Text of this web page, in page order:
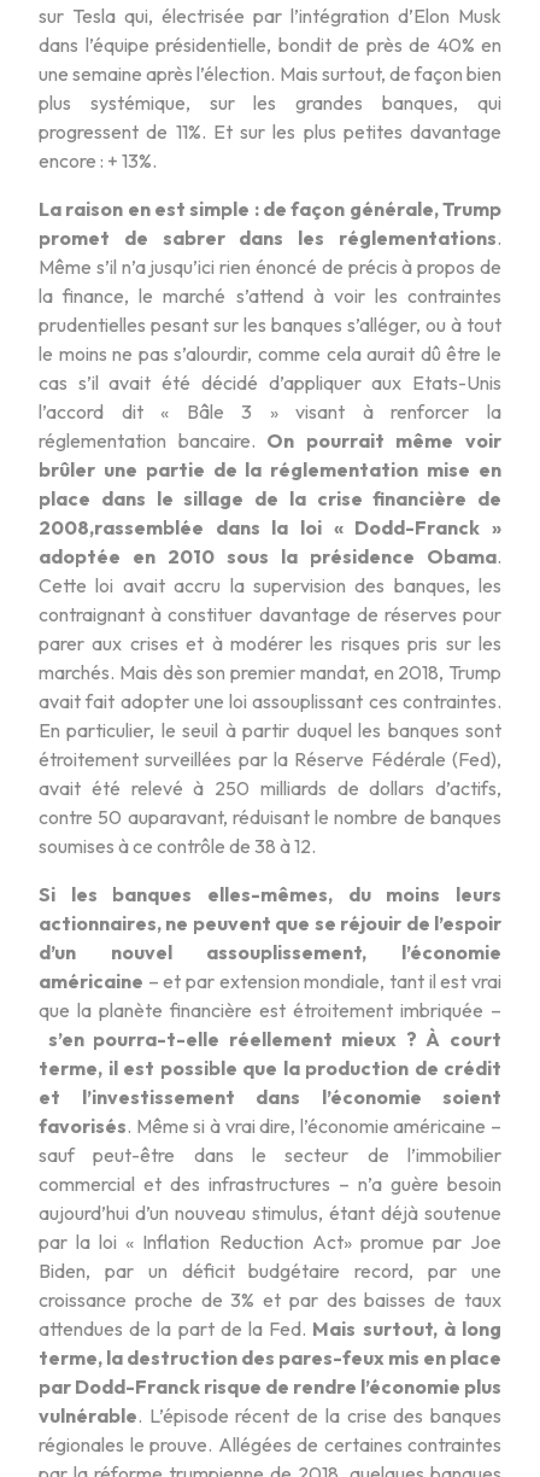
sur Tesla qui, électrisée par l’intégration d’Elon Musk
dans l’équipe présidentielle, bondit de près de 40% en
une semaine après l’élection. Mais surtout, de façon bien
plus systémique, sur les grandes banques, qui
progressent de 11%. Et sur les plus petites davantage
encore : + 13%.
La raison en est simple : de façon générale, Trump
promet de sabrer dans les réglementations.
Même s’il n’a jusqu’ici rien énoncé de précis à propos de
la finance, le marché s’attend à voir les contraintes
prudentielles pesant sur les banques s’alléger, ou à tout
le moins ne pas s’alourdir, comme cela aurait dû être le
cas s’il avait été décidé d’appliquer aux Etats-Unis
l’accord dit « Bâle 3 » visant à renforcer la
réglementation bancaire. On pourrait même voir
brûler une partie de la réglementation mise en
place dans le sillage de la crise financière de
2008,rassemblée dans la loi « Dodd-Franck »
adoptée en 2010 sous la présidence Obama.
Cette loi avait accru la supervision des banques, les
contraignant à constituer davantage de réserves pour
parer aux crises et à modérer les risques pris sur les
marchés. Mais dès son premier mandat, en 2018, Trump
avait fait adopter une loi assouplissant ces contraintes.
En particulier, le seuil à partir duquel les banques sont
étroitement surveillées par la Réserve Fédérale (Fed),
avait été relevé à 250 milliards de dollars d’actifs,
contre 50 auparavant, réduisant le nombre de banques
soumises à ce contrôle de 38 à 12.
Si les banques elles-mêmes, du moins leurs
actionnaires, ne peuvent que se réjouir de l’espoir
d’un nouvel assouplissement, l’économie
américaine – et par extension mondiale, tant il est vrai
que la planète financière est étroitement imbriquée –
s’en pourra-t-elle réellement mieux ? À court
terme, il est possible que la production de crédit
et l’investissement dans l’économie soient
favorisés. Même si à vrai dire, l’économie américaine –
sauf peut-être dans le secteur de l’immobilier
commercial et des infrastructures – n’a guère besoin
aujourd’hui d’un nouveau stimulus, étant déjà soutenue
par la loi « Inflation Reduction Act» promue par Joe
Biden, par un déficit budgétaire record, par une
croissance proche de 3% et par des baisses de taux
attendues de la part de la Fed. Mais surtout, à long
terme, la destruction des pares-feux mis en place
par Dodd-Franck risque de rendre l’économie plus
vulnérable. L’épisode récent de la crise des banques
régionales le prouve. Allégées de certaines contraintes